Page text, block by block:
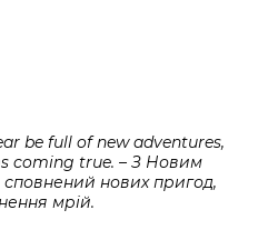
be full of new adventures,
coming true. – З Новим
нових пригод,
мрій.